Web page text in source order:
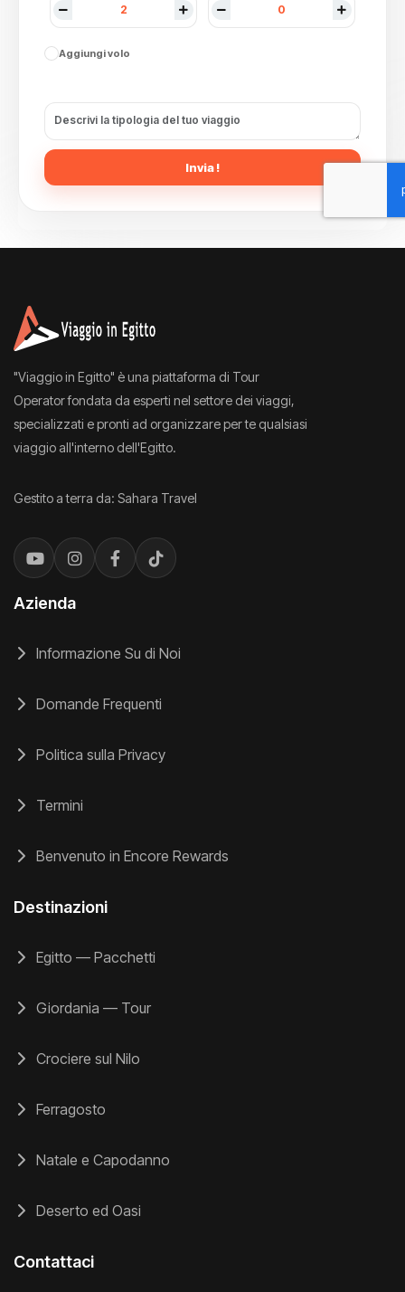
Aggiungi volo
Invia !
"Viaggio in Egitto" è una piattaforma di Tour
Operator fondata da esperti nel settore dei viaggi,
specializzati e pronti ad organizzare per te qualsiasi
viaggio all'interno dell'Egitto.
Gestito a terra da: Sahara Travel
Azienda
Informazione Su di Noi
Domande Frequenti
Politica sulla Privacy
Termini
Benvenuto in Encore Rewards
Destinazioni
Egitto — Pacchetti
Giordania — Tour
Crociere sul Nilo
Ferragosto
Natale e Capodanno
Deserto ed Oasi
Contattaci